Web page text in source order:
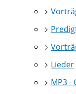
Lieder
MP3 -